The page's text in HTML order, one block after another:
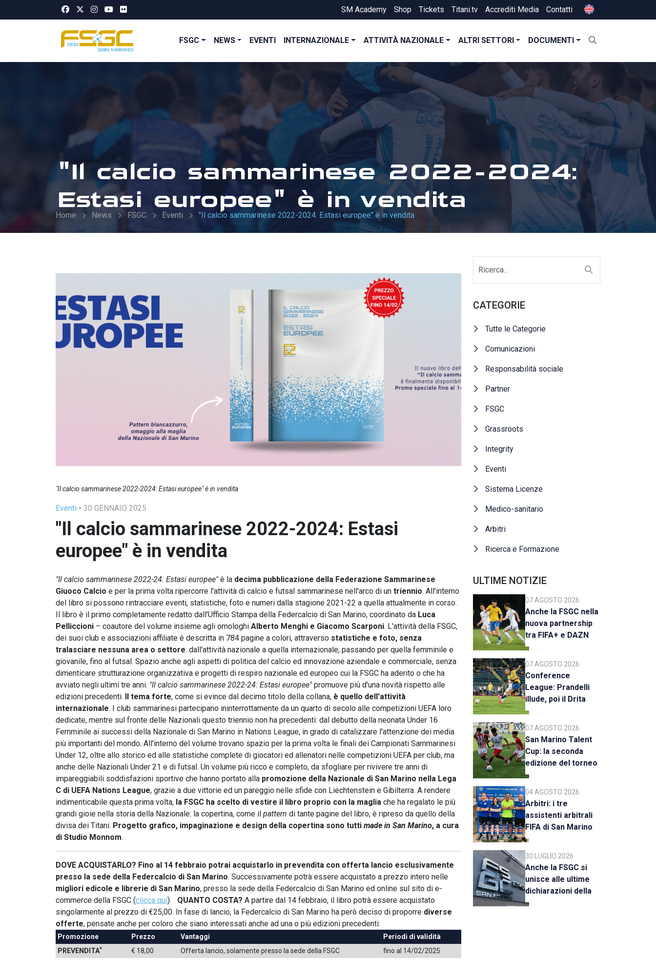
SM Academy Shop Tickets Titani.tv Accrediti Media Contatti
FSGC NEWS EVENTI INTERNAZIONALE ATTIVITÀ NAZIONALE ALTRI SETTORI DOCUMENTI
"Il calcio sammarinese 2022-2024:
Estasi europee" è in vendita
Home News FSGC Eventi "Il calcio sammarinese 2022-2024: Estasi europee" è in vendita
"Il calcio sammarinese 2022-2024: Estasi europee" è in vendita
Eventi - 30 GENNAIO 2025
"Il calcio sammarinese 2022-2024: Estasi
europee" è in vendita
"Il calcio sammarinese 2022-24: Estasi europee"è la decima pubblicazione della Federazione Sammarinese
Giuoco Calcio e per la prima volta ripercorre l'attività di calcio e futsal sammarinese nell'arco di un triennio. All'interno
del libro si possono rintracciare eventi, statistiche, foto e numeri dalla stagione 2021-22 a quella attualmente in corso.
Il libro è il primo completamente redatto dall'Ufficio Stampa della Federcalcio di San Marino, coordinato da Luca
Pelliccioni – coautore del volume insieme agli omologhi Alberto Menghi e Giacomo Scarponi. L'attività della FSGC,
dei suoi club e associazioni affiliate è descritta in 784 pagine a colori, attraverso statistiche e foto, senza
tralasciare nessuna area o settore: dall'attività nazionale a quella internazionale, passando per quella femminile e
giovanile, fino al futsal. Spazio anche agli aspetti di politica del calcio ed innovazione aziendale e commerciale, senza
dimenticare strutturazione organizzativa e progetti di respiro nazionale ed europeo cui la FSGC ha aderito o che ha
avviato negli ultimi tre anni. "Il calcio sammarinese 2022-24: Estasi europee"promuove più d'una novità rispetto alle
edizioni precedenti. Il tema forte, come si evince dal decimo titolo della collana, è quello dell'attività
internazionale. I club sammarinesi partecipano ininterrottamente da un quarto di secolo alle competizioni UEFA loro
dedicate, mentre sul fronte delle Nazionali questo triennio non ha precedenti: dal debutto della neonata Under 16
Femminile ai successi della Nazionale di San Marino in Nations League, in grado di catalizzare l'attenzione dei media
più importanti del mondo. All'interno del volume trovano spazio per la prima volta le finali dei Campionati Sammarinesi
Under 12, oltre allo storico ed alle statistiche complete di giocatori ed allenatori nelle competizioni UEFA per club, ma
anche delle Nazionali Under 21 e di futsal. Un volume più ricco e completo, da sfogliare per rivivere tre anni di
impareggiabili soddisfazioni sportive che hanno portato alla promozione della Nazionale di San Marino nella Lega
C di UEFA Nations League, grazie a due vittorie ed un pareggio nelle sfide con Liechtenstein e Gibilterra. A rendere
indimenticabile questa prima volta, la FSGC ha scelto di vestire il libro proprio con la maglia che ha regalato le più
grandi gioie nella storia della Nazionale: la copertina, come il pattern di tante pagine del libro, è ripreso da quello della
divisa dei Titani. Progetto grafico, impaginazione e design della copertina sono tutti made in San Marino, a cura
di Studio Monnom.
DOVE ACQUISTARLO? Fino al 14 febbraio potrai acquistarlo in prevendita con offerta lancio esclusivamente
presso la sede della Federcalcio di San Marino. Successivamente potrà essere acquistato a prezzo intero nelle
migliori edicole e librerie di San Marino, presso la sede della Federcalcio di San Marino ed online sul sito di e-
commerce della FSGC (clicca qui). QUANTO COSTA? A partire dal 14 febbraio, il libro potrà essere acquistato
singolarmente al prezzo di €25,00. In fase di lancio, la Federcalcio di San Marino ha però deciso di proporre diverse
offerte, pensate anche per coloro che siano interessati anche ad una o più edizioni precedenti:
Promozione Prezzo Vantaggi
Periodi di validità
PREVENDITA* € 18,00 Offerta lancio, solamente presso la sede della FSGC fino al 14/02/2025
CATEGORIE
Tutte le Categorie
Comunicazioni
Responsabilità sociale
Partner
FSGC
Grassroots
Integrity
Eventi
Sistema Licenze
Medico-sanitario
Arbitri
Ricerca e Formazione
ULTIME NOTIZIE
07 AGOSTO 2026
Anche la FSGC nella
nuova partnership
tra FIFA+ e DAZN
07 AGOSTO 2026
Conference
League: Prandelli
illude, poi il Drita
esce alla distanza
07 AGOSTO 2026
San Marino Talent
Cup: la seconda
edizione del torneo
al via il 18 agosto
04 AGOSTO 2026
Arbitri: i tre
assistenti arbitrali
FIFA di San Marino
al raduno della CAN
C
30 LUGLIO 2026
Anche la FSGC si
unisce alle ultime
dichiarazioni della
UEFA